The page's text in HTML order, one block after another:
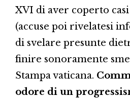
XVI di aver coperto
(accuse poi rivelatesi
di svelare presunte
finire sonoramente
Stampa vaticana.
odore di un